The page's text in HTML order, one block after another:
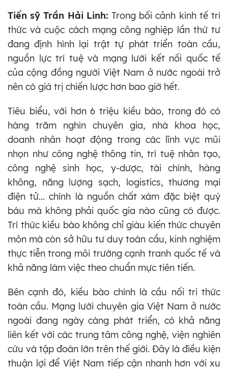
Tiến sỹ Trần Hải Linh: Trong bối cảnh kinh tế tri
thức và cuộc cách mạng công nghiệp lần thứ tư
đang định hình lại trật tự phát triển toàn cầu,
nguồn lực trí tuệ và mạng lưới kết nối quốc tế
của cộng đồng người Việt Nam ở nước ngoài trở
nên có giá trị chiến lược hơn bao giờ hết.
Tiêu biểu, với hơn 6 triệu kiều bào, trong đó có
hàng trăm nghìn chuyên gia, nhà khoa học,
doanh nhân hoạt động trong các lĩnh vực mũi
nhọn như công nghệ thông tin, trí tuệ nhân tạo,
công nghệ sinh học, y-dược, tài chính, hàng
không, năng lượng sạch, logistics, thương mại
điện tử... chính là nguồn chất xám đặc biệt quý
báu mà không phải quốc gia nào cũng có được.
Trí thức kiều bào không chỉ giàu kiến thức chuyên
môn mà còn sở hữu tư duy toàn cầu, kinh nghiệm
thực tiễn trong môi trường cạnh tranh quốc tế và
khả năng làm việc theo chuẩn mực tiên tiến.
Bên cạnh đó, kiều bào chính là cầu nối tri thức
toàn cầu. Mạng lưới chuyên gia Việt Nam ở nước
ngoài đang ngày càng phát triển, có khả năng
liên kết với các trung tâm công nghệ, viện nghiên
cứu và tập đoàn lớn trên thế giới. Đây là điều kiện
thuận lợi để Việt Nam tiếp cận nhanh hơn với xu